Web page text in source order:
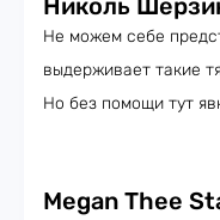
Николь
Не можем себе
выдерживает такие
Но без помощи тут
Megan Thee